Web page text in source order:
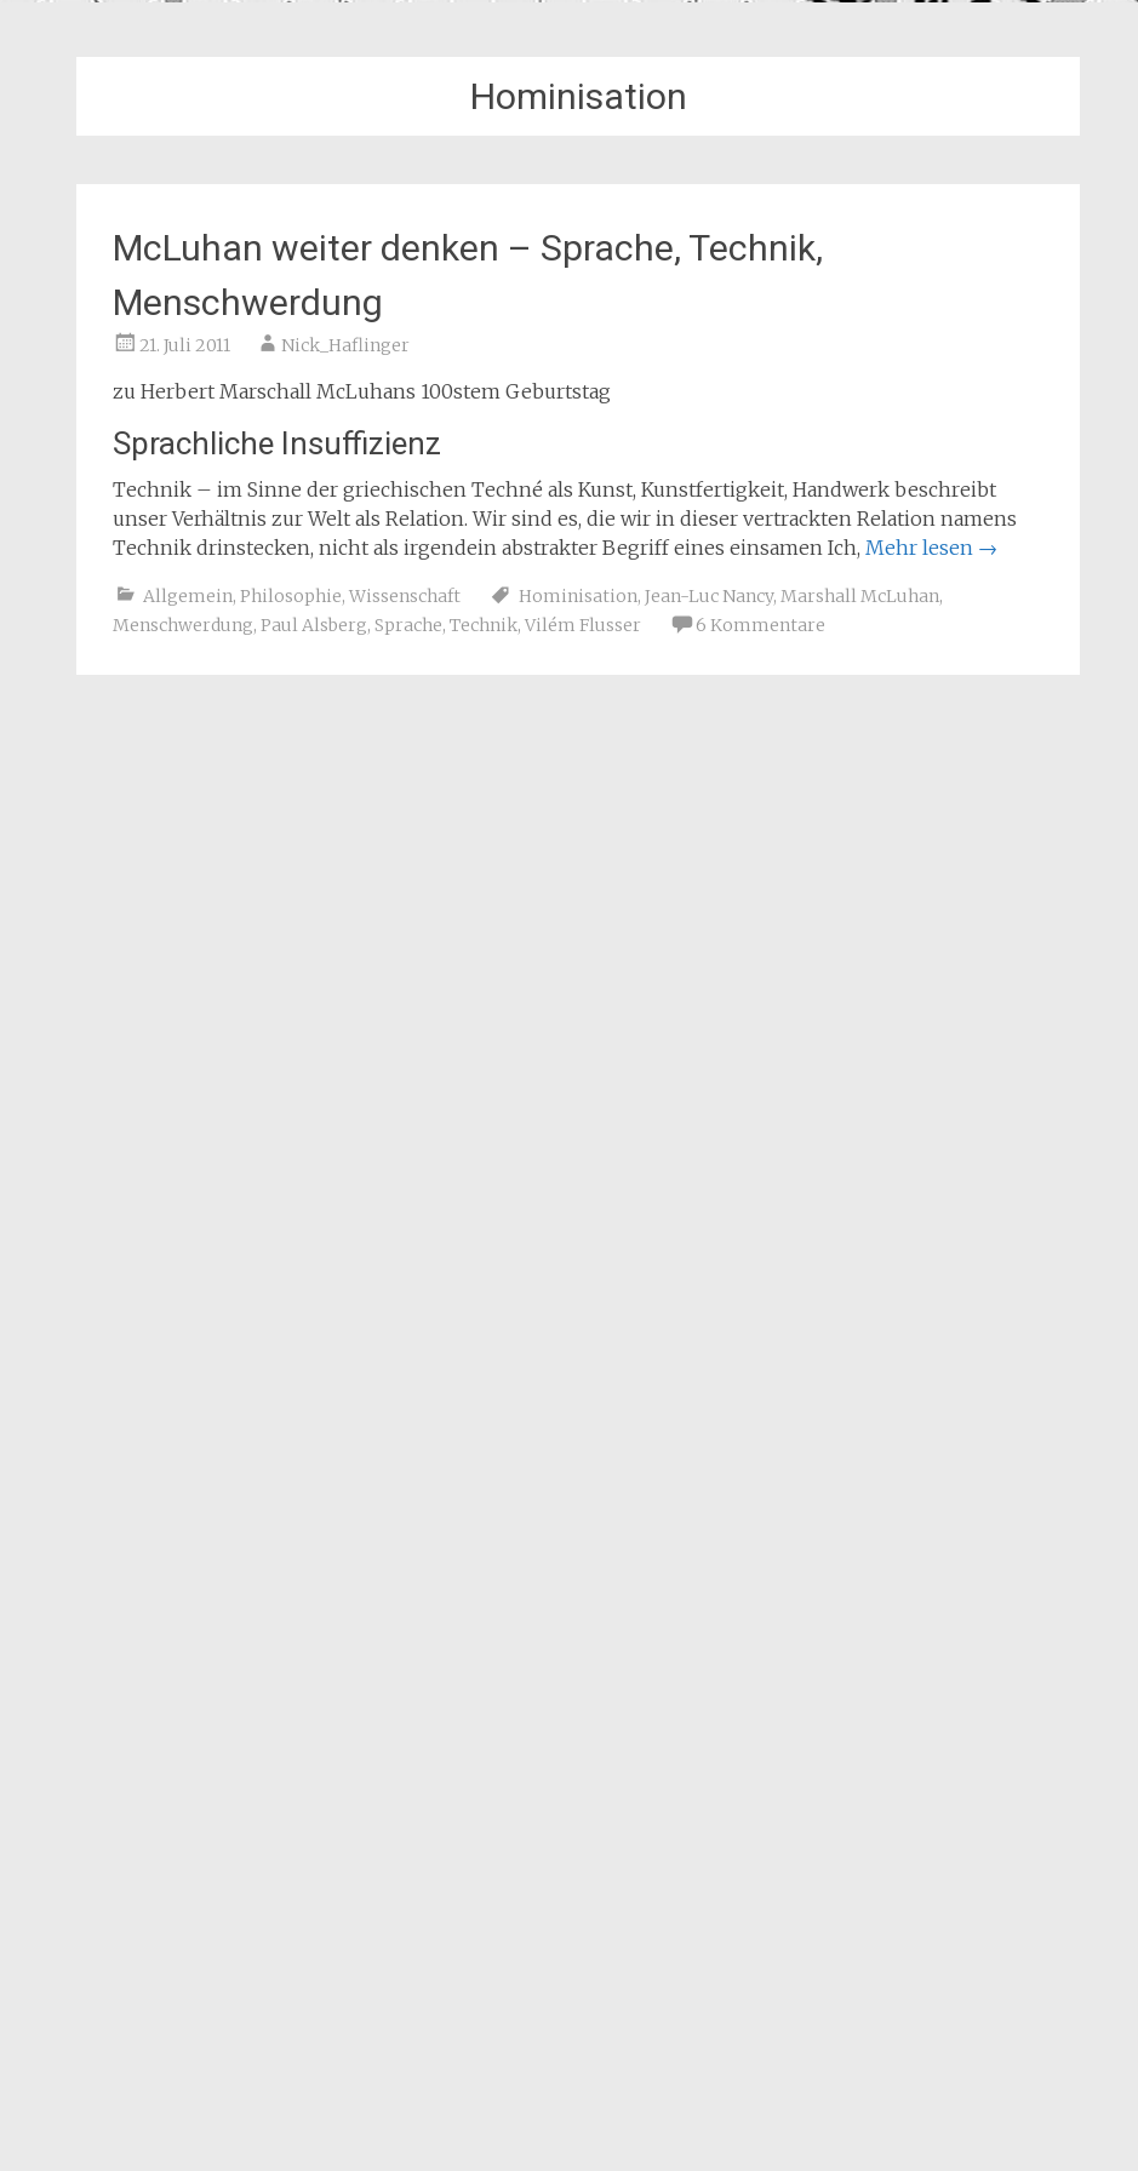
Hominisation
McLuhan weiter denken – Sprache, Technik,
Menschwerdung
21. Juli 2011 Nick_Haflinger
zu Herbert Marschall McLuhans 100stem Geburtstag
Sprachliche Insuffizienz
Technik – im Sinne der griechischen Techné als Kunst, Kunstfertigkeit, Handwerk beschreibt
unser Verhältnis zur Welt als Relation. Wir sind es, die wir in dieser vertrackten Relation namens
Technik drinstecken, nicht als irgendein abstrakter Begriff eines einsamen Ich, Mehr lesen →
Allgemein, Philosophie, Wissenschaft Hominisation, Jean-Luc Nancy, Marshall McLuhan,
Menschwerdung, Paul Alsberg, Sprache, Technik, Vilém Flusser 6 Kommentare